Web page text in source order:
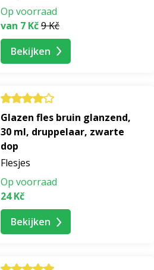
Op voorraad
van 7 Kč9 Kč
Bekijken
Glazen fles bruin glanzend,
30 ml, druppelaar, zwarte
dop
Flesjes
Op voorraad
24 Kč
Bekijken